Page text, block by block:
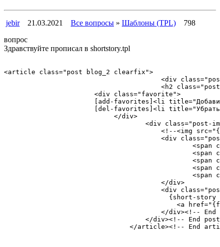
jebir 21.03.2021 Все вопросы » Шаблоны (TPL)
798
вопрос
Здравствуйте прописал в shortstory.tpl
<article class="post blog_2 clearfix">
                       <div class="favorite">
[add-favorites]<li
[del-favorites]<li
                            </div>
</article><!-- End